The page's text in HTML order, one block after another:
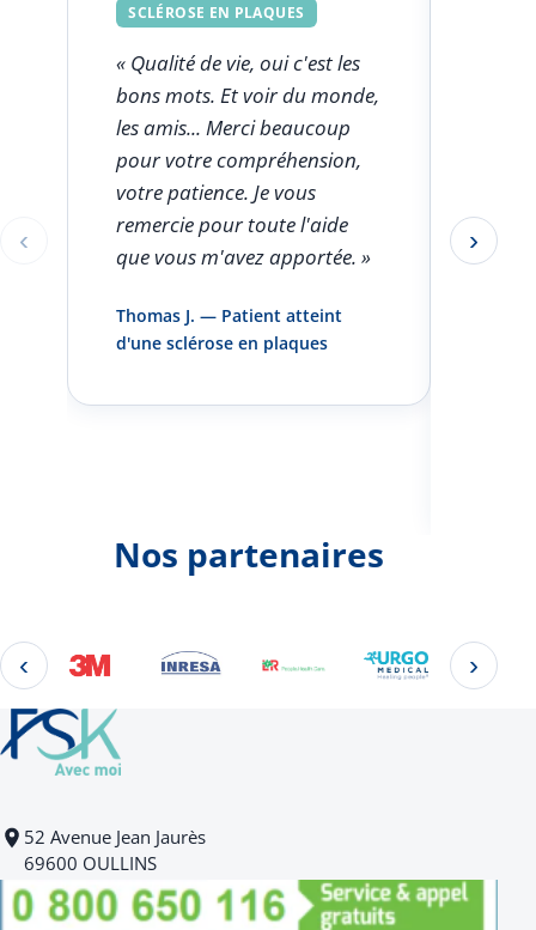
‹
SCLÉROSE EN PLAQUES
« Qualité de vie, oui c'est les
bons mots. Et voir du monde,
les amis... Merci beaucoup
pour votre compréhension,
votre patience. Je vous
remercie pour toute l'aide
que vous m'avez apportée. »
Thomas J. — Patient atteint
d'une sclérose en plaques
pas
›
Éléments 1 à 1 sur 5
Nos partenaires
‹ ›
Éléments 2 à 4 sur 22
52 Avenue Jean Jaurès
69600 OULLINS